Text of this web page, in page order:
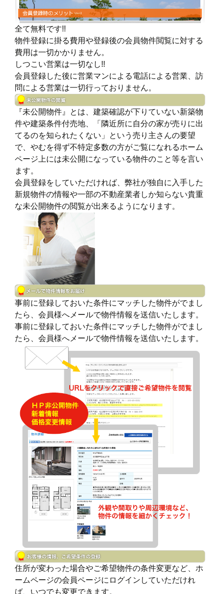
全て無料です!!
物件登録に掛る費用や登録後の会員物件閲覧に対する
費用は一切かかりません。
しつこい営業は一切なし!!
会員登録した後に営業マンによる電話による営業、訪
問による営業は一切行っておりません。
『未公開物件』とは、建築確認が下りていない新築物
件や建築条件付売地、「隣近所に自分の家が売りに出
てるのを知られたくない」という売り主さんの要望
で、やむを得ず不特定多数の方がご覧になれるホーム
ページ上には未公開になっている物件のこと等を言い
ます。
会員登録をしていただければ、弊社が独自に入手した
新規物件の情報や一部の不動産業者しか知らない貴重
な未公開物件の閲覧が出来るようになります。
事前に登録しておいた条件にマッチした物件がでまし
たら、会員様へメールで物件情報を送信いたします。
事前に登録しておいた条件にマッチした物件がでまし
たら、会員様へメールで物件情報を送信いたします。
住所が変わった場合やご希望物件の条件変更など、ホ
ームページの会員ページにログインしていただけれ
ば、いつでも変更できます。